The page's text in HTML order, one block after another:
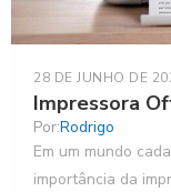
Impressora
28 DE JUNHO DE
Por:Rodrigo
Em um mundo
importância da